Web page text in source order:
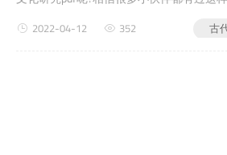
时候，会遇到古代希腊仪式文化研究pdf的
古
2022-04-12 352